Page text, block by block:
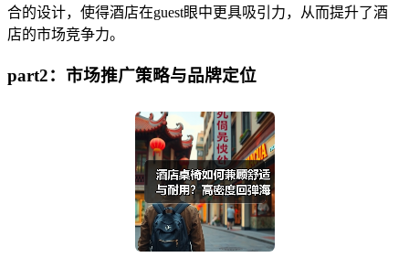
合的设计，使得酒店在guest眼中更具吸引力，从而提升了酒
店的市场竞争力。
part2：市场推广策略与品牌定位